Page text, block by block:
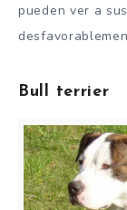
pueden ver a
Bull terrier